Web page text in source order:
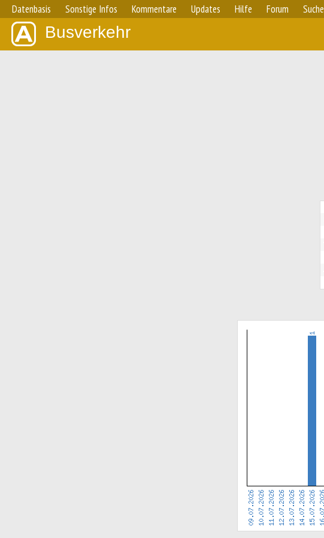
Datenbasis Sonstige Infos Kommentare Updates Hilfe Forum Suche
Busverkehr